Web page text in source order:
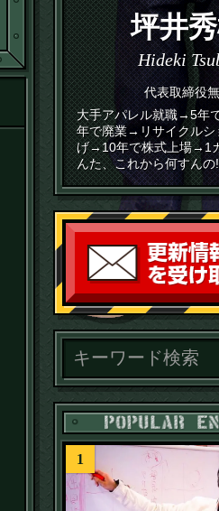
坪井
Hideki
代表取締役
大手アパレル就職→5年
年で廃業→リサイクルシ
げ→10年で株式上場→1
んた、これから何すんの
1